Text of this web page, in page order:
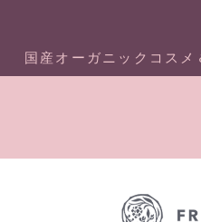
国産オーガニックコス